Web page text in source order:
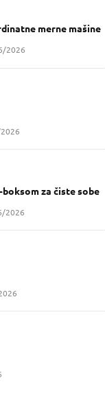
merne mašine
2026
za čiste sobe
2026